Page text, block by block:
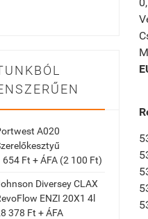
A020
654 Ft + ÁFA (2 100 Ft)
Diversey CLAX
ENZI 20X1 4l
378 Ft + ÁFA